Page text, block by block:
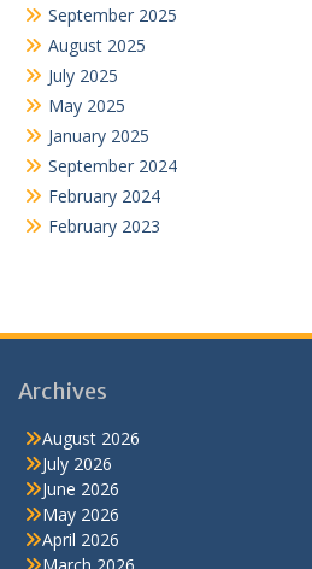
September 2025
August 2025
July 2025
May 2025
January 2025
September 2024
February 2024
February 2023
Archives
August 2026
July 2026
June 2026
May 2026
April 2026